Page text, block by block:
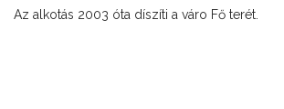
Az alkotás 2003 óta díszíti a váro Fő terét.